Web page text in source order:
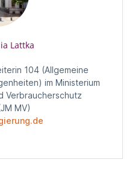
Lattka
104 (Allgemeine
im Ministerium
Verbraucherschutz
MV)